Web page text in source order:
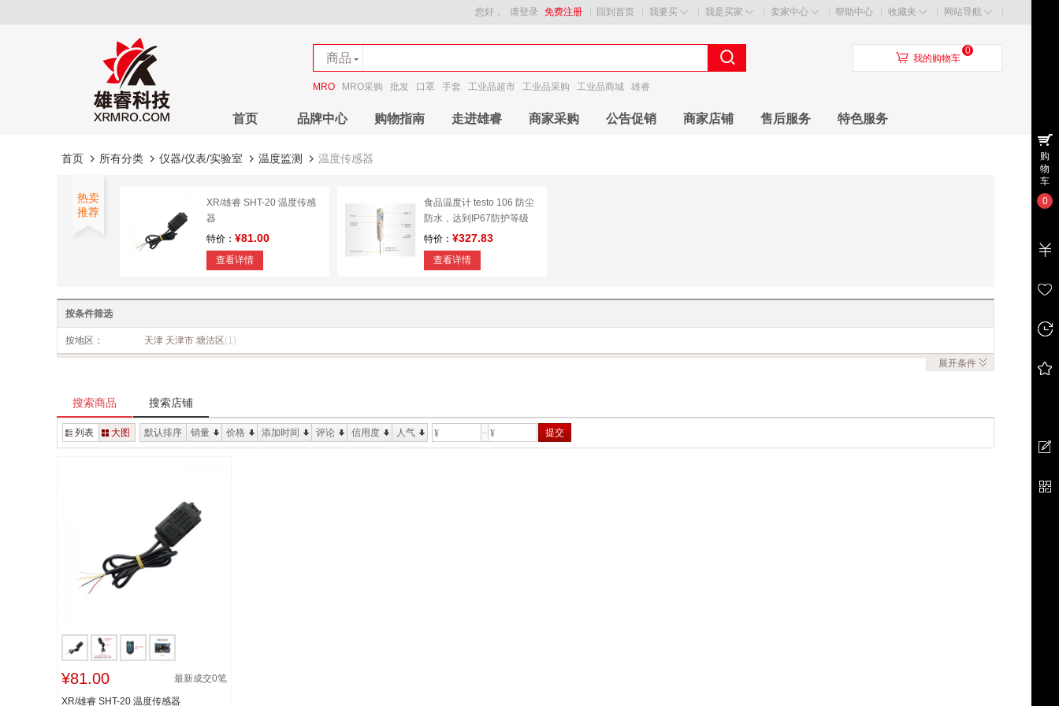
回到首页 我要买 我是买家 卖家中心 帮助中心 收藏夹 网站导航
您好， 请登录 免费注册
商品
店铺
MRO MRO采购 批发 口罩 手套 工业品超市 工业品采购 工业品商城 雄睿
󰃦 我的购物车
0
首页 品牌中心 购物指南 走进雄睿 商家采购 公告促销 商家店铺 售后服务 特色服务
首页 所有分类 仪器/仪表/实验室 温度监测 温度传感器
热卖
推荐
XR/雄睿 SHT-20 温度传感
器
特价： ¥81.00
查看详情
食品温度计 testo 106 防尘
防水，达到IP67防护等级
特价： ¥327.83
查看详情
按条件筛选
按地区： 天津 天津市 塘沽区(1)
展开条件
搜索商品 搜索店铺
列表 大图 默认排序 销量 价格 添加时间 评论 信用度 人气 ¥ ¥ 提交
¥81.00 最新成交0笔
XR/雄睿 SHT-20 温度传感器
购
物
车
0